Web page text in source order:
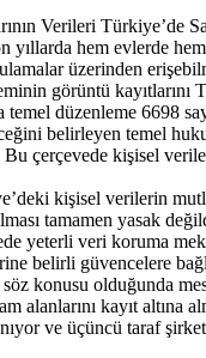
Verileri Türkiye’de
yıllarda hem evlerde
üzerinden
görüntü
düzenleme 6698
belirleyen temel
Bu çerçevede kişisel
kişisel verilerin
tamamen yasak
yeterli veri koruma
belirli güvencelere
konusu olduğunda
alanlarını kayıt altına
ve üçüncü taraf